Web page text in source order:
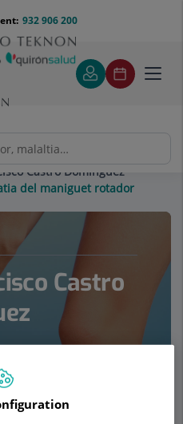
932 906 200
Castro Domínguez
del maniguet rotador
Castro